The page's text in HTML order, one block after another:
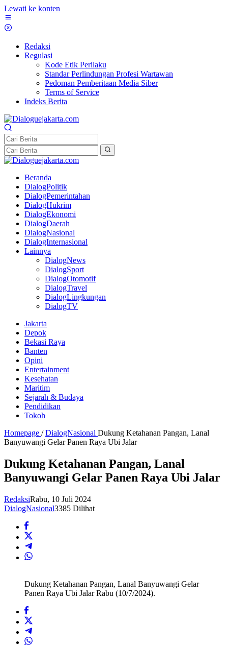
Lewati ke konten
Redaksi
Regulasi
Kode Etik Perilaku
Standar Perlindungan Profesi Wartawan
Pedoman Pemberitaan Media Siber
Terms of Service
Indeks Berita
Beranda
DialogPolitik
DialogPemerintahan
DialogHukrim
DialogEkonomi
DialogDaerah
DialogNasional
DialogInternasional
Lainnya
DialogNews
DialogSport
DialogOtomotif
DialogTravel
DialogLingkungan
DialogTV
Jakarta
Depok
Bekasi Raya
Banten
Opini
Entertainment
Kesehatan
Maritim
Sejarah & Budaya
Pendidikan
Tokoh
Homepage / DialogNasional Dukung Ketahanan Pangan, Lanal
Banyuwangi Gelar Panen Raya Ubi Jalar
Dukung Ketahanan Pangan, Lanal
Banyuwangi Gelar Panen Raya Ubi Jalar
RedaksiRabu, 10 Juli 2024
DialogNasional3385 Dilihat
Dukung Ketahanan Pangan, Lanal Banyuwangi Gelar
Panen Raya Ubi Jalar Rabu (10/7/2024).